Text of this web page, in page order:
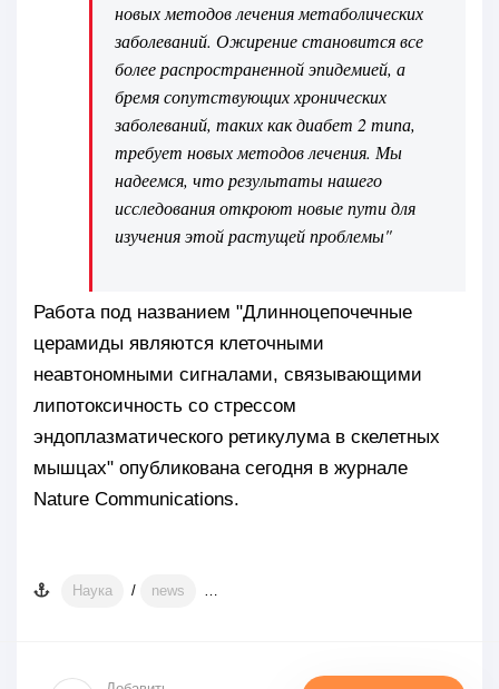
новых методов лечения метаболических
заболеваний. Ожирение становится все
более распространенной эпидемией, а
бремя сопутствующих хронических
заболеваний, таких как диабет 2 типа,
требует новых методов лечения. Мы
надеемся, что результаты нашего
исследования откроют новые пути для
изучения этой растущей проблемы"
Работа под названием "Длинноцепочечные
церамиды являются клеточными
неавтономными сигналами, связывающими
липотоксичность со стрессом
эндоплазматического ретикулума в скелетных
мышцах" опубликована сегодня в журнале
Nature Communications.
Наука / news Источник/автор фото: pixabay.com